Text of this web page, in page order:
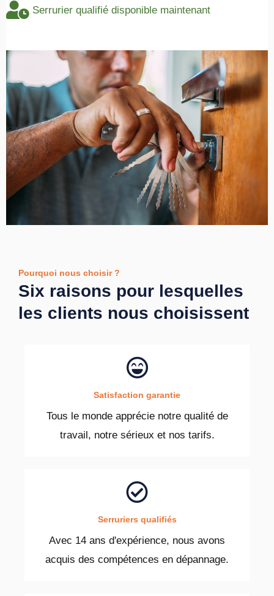
Serrurier qualifié disponible maintenant
Pourquoi nous choisir ?
Six raisons pour lesquelles
les clients nous choisissent
Satisfaction garantie
Tous le monde apprécie notre qualité de
travail, notre sérieux et nos tarifs.
Serruriers qualifiés
Avec 14 ans d'expérience, nous avons
acquis des compétences en dépannage.